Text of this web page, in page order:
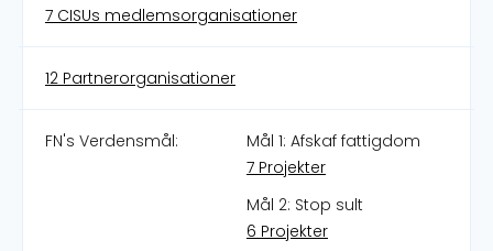
7 CISUs medlemsorganisationer
12 Partnerorganisationer
FN's Verdensmål:
Mål 1: Afskaf fattigdom
7 Projekter
Mål 2: Stop sult
6 Projekter